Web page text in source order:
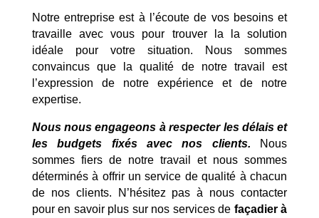
Notre entreprise est à l’écoute de vos besoins et
travaille avec vous pour trouver la la solution
idéale pour votre situation. Nous sommes
convaincus que la qualité de notre travail est
l’expression de notre expérience et de notre
expertise.
Nous nous engageons à respecter les délais et
les budgets fixés avec nos clients. Nous
sommes fiers de notre travail et nous sommes
déterminés à offrir un service de qualité à chacun
de nos clients. N’hésitez pas à nous contacter
pour en savoir plus sur nos services de façadier à